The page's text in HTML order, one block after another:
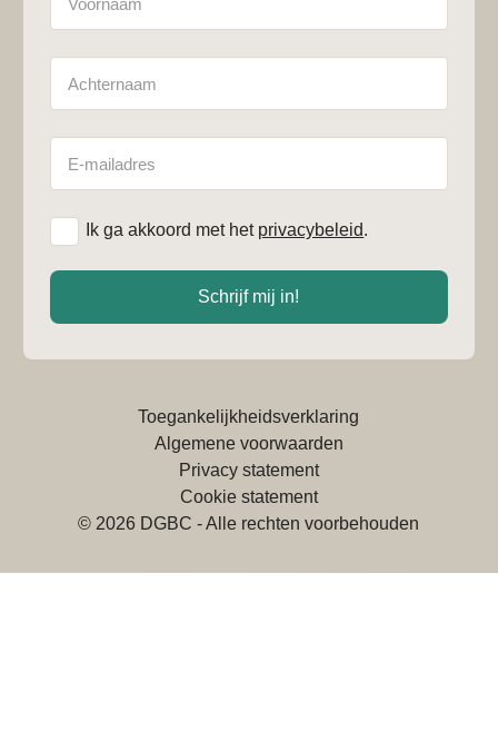
mailadres
Ik ga akkoord met het privacybeleid.
Schrijf mij in!
© 2026 DGBC - Alle rechten voorbehouden
Toegankelijkheidsverklaring
Algemene voorwaarden
Privacy statement
Cookie statement